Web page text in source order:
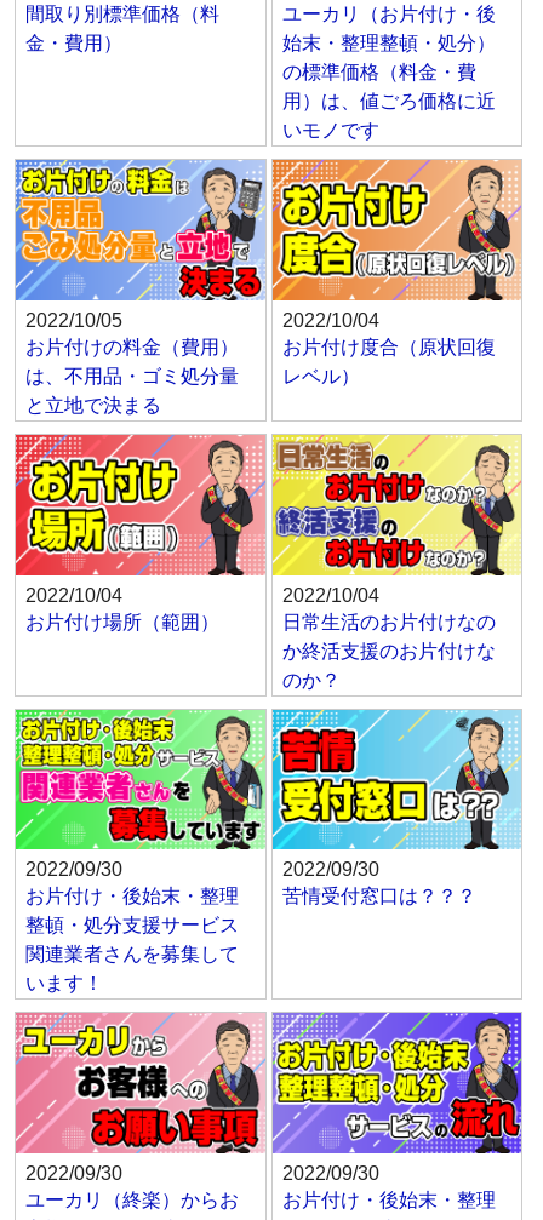
間取り別標準価格（料
金・費用）
ユーカリ（お片付け・後
始末・整理整頓・処分）
の標準価格（料金・費
用）は、値ごろ価格に近
いモノです
2022/10/05
お片付けの料金（費用）
は、不用品・ゴミ処分量
と立地で決まる
2022/10/04
お片付け度合（原状回復
レベル）
2022/10/04
お片付け場所（範囲）
2022/10/04
日常生活のお片付けなの
か終活支援のお片付けな
のか？
2022/09/30
お片付け・後始末・整理
整頓・処分支援サービス
関連業者さんを募集して
います！
2022/09/30
苦情受付窓口は？？？
2022/09/30
ユーカリ（終楽）からお
2022/09/30
お片付け・後始末・整理